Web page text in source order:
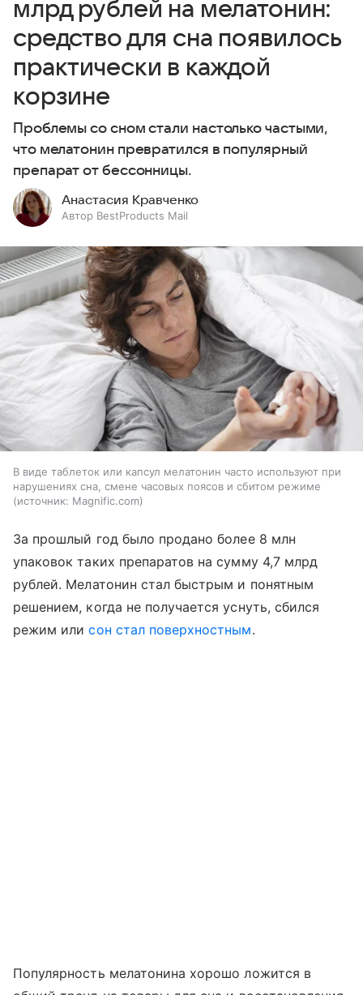
млрд рублей на мелатонин:
средство для сна появилось
практически в каждой
корзине
Проблемы со сном стали настолько частыми,
что мелатонин превратился в популярный
препарат от бессонницы.
Анастасия Кравченко
Автор BestProducts Mail
В виде таблеток или капсул мелатонин часто используют при
нарушениях сна, смене часовых поясов и сбитом режиме
источник: Magnific.com
За прошлый год было продано более 8 млн
упаковок таких препаратов на сумму 4,7 млрд
рублей. Мелатонин стал быстрым и понятным
решением, когда не получается уснуть, сбился
режим илисон стал поверхностным.
Популярность мелатонина хорошо ложится в